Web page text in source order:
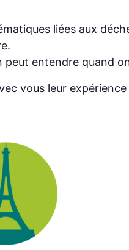
liées aux
entendre quand
vous leur